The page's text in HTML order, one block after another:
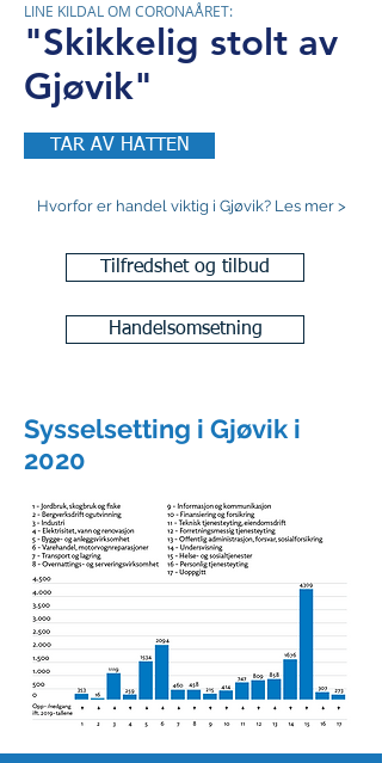
LINE KILDAL OM CORONAÅRET:
"Skikkelig stolt av
Gjøvik"
TAR AV HATTEN
Hvorfor er handel viktig i Gjøvik? Les mer >
Tilfredshet og tilbud
Handelsomsetning
Sysselsetting i Gjøvik i
2020